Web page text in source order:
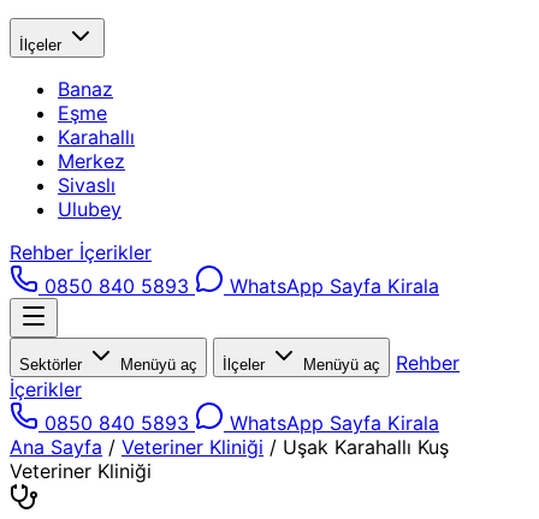
İlçeler
Banaz
Eşme
Karahallı
Merkez
Sivaslı
Ulubey
Rehber İçerikler
0850 840 5893
WhatsApp Sayfa Kirala
Sektörler Menüyü aç İlçeler Menüyü aç
Rehber
İçerikler
0850 840 5893
WhatsApp Sayfa Kirala
Ana Sayfa / Veteriner Kliniği / Uşak Karahallı Kuş
Veteriner Kliniği